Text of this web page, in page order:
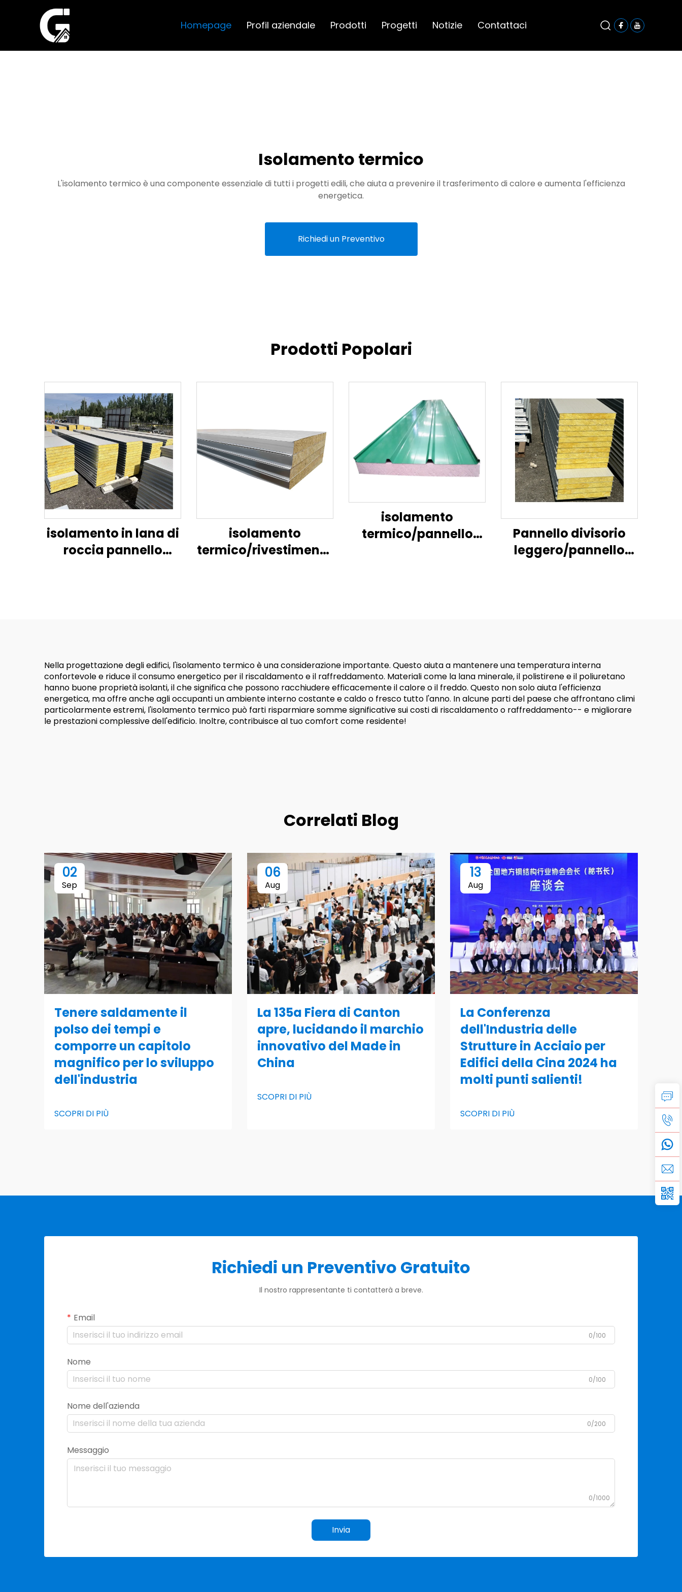
Homepage Profil aziendale Prodotti Progetti Notizie Contattaci
Isolamento termico
L'isolamento termico è una componente essenziale di tutti i progetti edili, che aiuta a prevenire il trasferimento di calore e aumenta l'efficienza
energetica.
Richiedi un Preventivo
Prodotti Popolari
isolamento in lana di
roccia pannello
pareti
isolamento
termico/rivestimento
isolamento
termico/pannello
Pannello divisorio
leggero/pannello
Nella progettazione degli edifici, l'isolamento termico è una considerazione importante. Questo aiuta a mantenere una temperatura interna
confortevole e riduce il consumo energetico per il riscaldamento e il raffreddamento. Materiali come la lana minerale, il polistirene e il poliuretano
hanno buone proprietà isolanti, il che significa che possono racchiudere efficacemente il calore o il freddo. Questo non solo aiuta l'efficienza
energetica, ma offre anche agli occupanti un ambiente interno costante e caldo o fresco tutto l'anno. In alcune parti del paese che affrontano climi
particolarmente estremi, l'isolamento termico può farti risparmiare somme significative sui costi di riscaldamento o raffreddamento-- e migliorare
le prestazioni complessive dell'edificio. Inoltre, contribuisce al tuo comfort come residente!
Correlati Blog
02
Sep
Tenere saldamente il
polso dei tempi e
comporre un capitolo
magnifico per lo sviluppo
dell'industria
SCOPRI DI PIÙ
06
Aug
La 135a Fiera di Canton
apre, lucidando il marchio
innovativo del Made in
China
SCOPRI DI PIÙ
13
Aug
La Conferenza
dell'Industria delle
Strutture in Acciaio per
Edifici della Cina 2024 ha
molti punti salienti!
SCOPRI DI PIÙ
Richiedi un Preventivo Gratuito
Il nostro rappresentante ti contatterà a breve.
Email
0/100
Nome
0/100
Nome dell'azienda
0/200
Messaggio
0/1000
Invia